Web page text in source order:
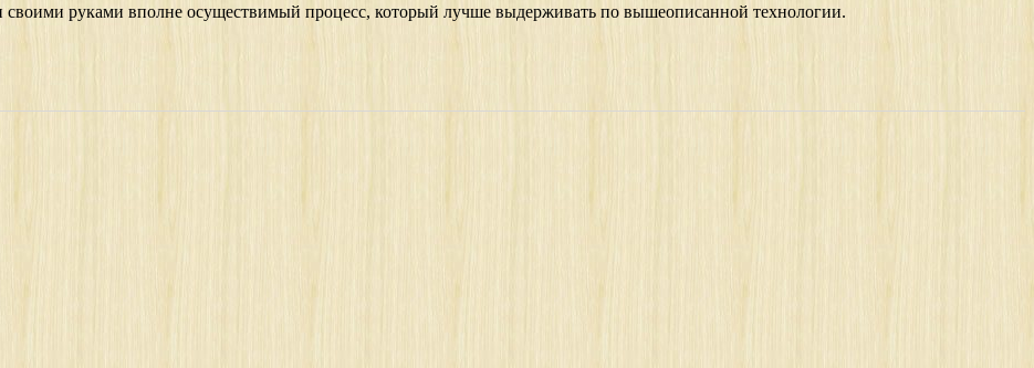
своими руками вполне осуществимый процесс, который лучше выдерживать по вышеописанной технологии.